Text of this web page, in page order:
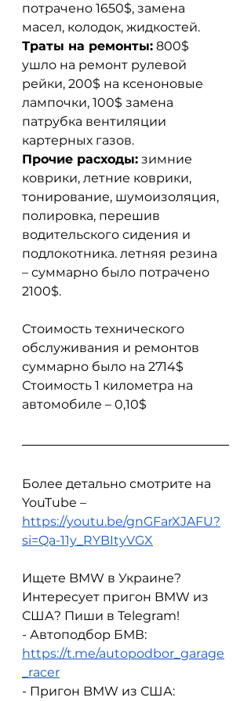
потрачено 1650$, замена
масел, колодок, жидкостей.
Траты на ремонты: 800$
ушло на ремонт рулевой
рейки, 200$ на ксеноновые
лампочки, 100$ замена
патрубка вентиляции
картерных газов.
Прочие расходы: зимние
коврики, летние коврики,
тонирование, шумоизоляция,
полировка, перешив
водительского сидения и
подлокотника. летняя резина
– суммарно было потрачено
2100$.
Стоимость технического
обслуживания и ремонтов
суммарно было на 2714$
Стоимость 1 километра на
автомобиле – 0,10$
Более детально смотрите на
YouTube –
https://youtu.be/gnGFarXJAFU?
si=Qa-11y_RYBItyVGX
Ищете BMW в Украине?
Интересует пригон BMW из
США? Пиши в Telegram!
- Автоподбор БМВ:
https://t.me/autopodbor_garage
_racer
- Пригон BMW из США: